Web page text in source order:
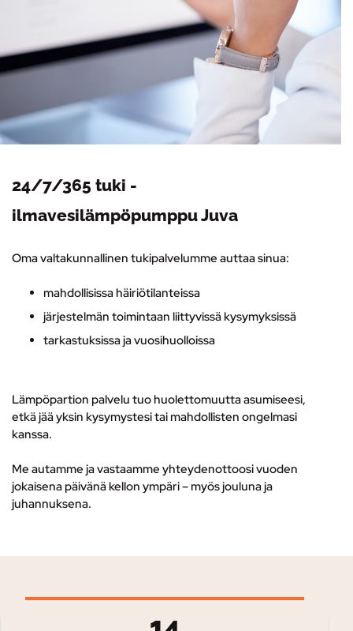
24/7/365 tuki -
ilmavesilämpöpumppu Juva
Oma valtakunnallinen tukipalvelumme auttaa sinua:
mahdollisissa häiriötilanteissa
järjestelmän toimintaan liittyvissä kysymyksissä
tarkastuksissa ja vuosihuolloissa
Lämpöpartion palvelu tuo huolettomuutta asumiseesi,
etkä jää yksin kysymystesi tai mahdollisten ongelmasi
kanssa.
Me autamme ja vastaamme yhteydenottoosi vuoden
jokaisena päivänä kellon ympäri – myös jouluna ja
juhannuksena.